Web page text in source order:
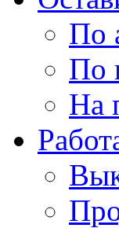
По
По
На